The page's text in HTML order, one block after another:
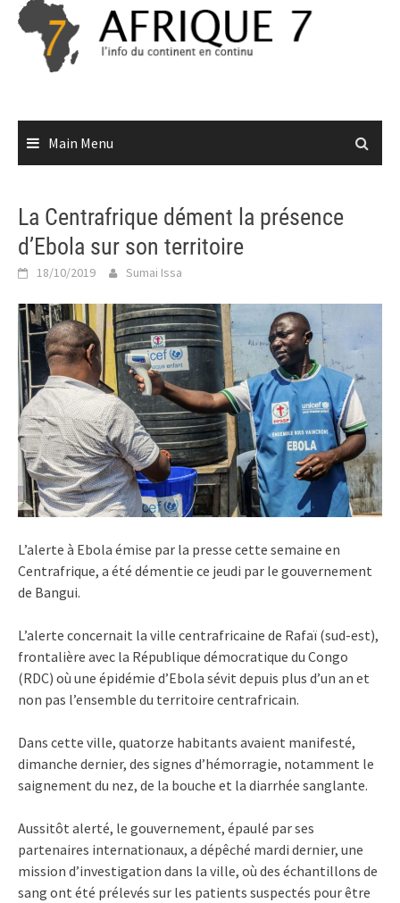
Skip
content
Main Menu
La Centrafrique dément la présence
d’Ebola sur son territoire
18/10/2019 Sumai Issa
L’alerte à Ebola émise par la presse cette semaine en
Centrafrique, a été démentie ce jeudi par le gouvernement
de Bangui.
L’alerte concernait la ville centrafricaine de Rafaï (sud-est),
frontalière avec la République démocratique du Congo
(RDC) où une épidémie d’Ebola sévit depuis plus d’un an et
non pas l’ensemble du territoire centrafricain.
Dans cette ville, quatorze habitants avaient manifesté,
dimanche dernier, des signes d’hémorragie, notamment le
saignement du nez, de la bouche et la diarrhée sanglante.
Aussitôt alerté, le gouvernement, épaulé par ses
partenaires internationaux, a dépêché mardi dernier, une
mission d’investigation dans la ville, où des échantillons de
sang ont été prélevés sur les patients suspectés pour être